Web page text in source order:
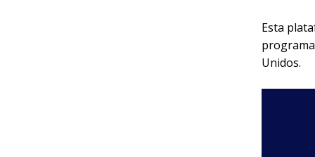
Esta
Unidos.